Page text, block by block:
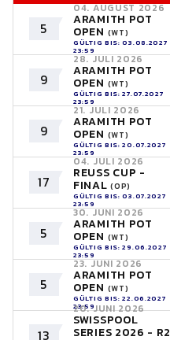
5
04. AUGUST 2026
ARAMITH POT
OPEN (WT)
GÜLTIG BIS: 03.08.2027
23:59
9
28. JULI 2026
ARAMITH POT
OPEN (WT)
GÜLTIG BIS: 27.07.2027
23:59
9
21. JULI 2026
ARAMITH POT
OPEN (WT)
GÜLTIG BIS: 20.07.2027
23:59
17
04. JULI 2026
REUSS CUP -
FINAL(OP)
GÜLTIG BIS: 03.07.2027
23:59
5
30. JUNI 2026
ARAMITH POT
OPEN (WT)
GÜLTIG BIS: 29.06.2027
23:59
5
23. JUNI 2026
ARAMITH POT
OPEN (WT)
GÜLTIG BIS: 22.06.2027
23:59
13
20. JUNI 2026
SWISSPOOL
SERIES 2026 - R2